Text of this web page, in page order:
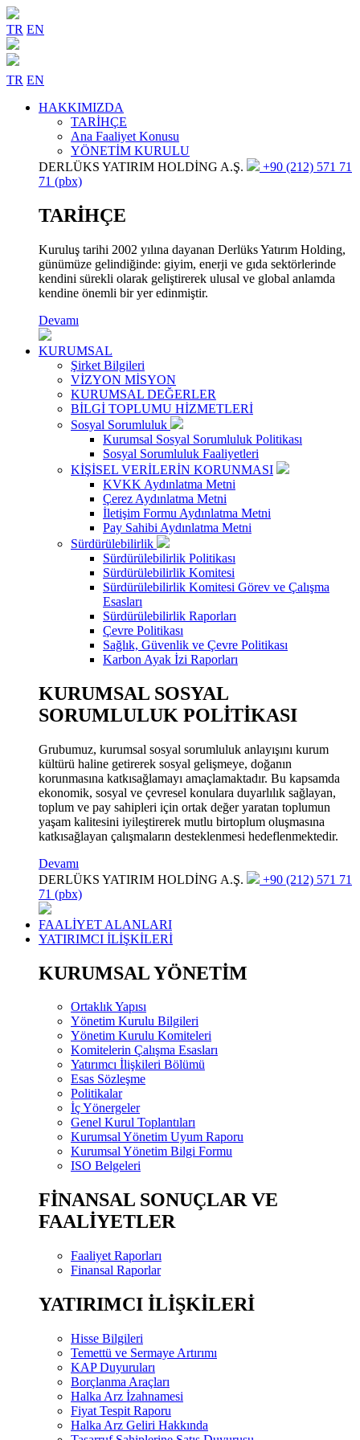
TR EN
TR EN
HAKKIMIZDA
TARİHÇE
Ana Faaliyet Konusu
YÖNETİM KURULU
DERLÜKS YATIRIM HOLDİNG A.Ş.
+90 (212) 571 71
71 (pbx)
TARİHÇE
Kuruluş tarihi 2002 yılına dayanan Derlüks Yatırım Holding,
günümüze gelindiğinde: giyim, enerji ve gıda sektörlerinde
kendini sürekli olarak geliştirerek ulusal ve global anlamda
kendine önemli bir yer edinmiştir.
Devamı
KURUMSAL
Şirket Bilgileri
VİZYON MİSYON
KURUMSAL DEĞERLER
BİLGİ TOPLUMU HİZMETLERİ
Sosyal Sorumluluk
Kurumsal Sosyal Sorumluluk Politikası
Sosyal Sorumluluk Faaliyetleri
KİŞİSEL VERİLERİN KORUNMASI
KVKK Aydınlatma Metni
Çerez Aydınlatma Metni
İletişim Formu Aydınlatma Metni
Pay Sahibi Aydınlatma Metni
Sürdürülebilirlik
Sürdürülebilirlik Politikası
Sürdürülebilirlik Komitesi
Sürdürülebilirlik Komitesi Görev ve Çalışma
Esasları
Sürdürülebilirlik Raporları
Çevre Politikası
Sağlık, Güvenlik ve Çevre Politikası
Karbon Ayak İzi Raporları
KURUMSAL SOSYAL
SORUMLULUK POLİTİKASI
Grubumuz, kurumsal sosyal sorumluluk anlayışını kurum
kültürü haline getirerek sosyal gelişmeye, doğanın
korunmasına katkısağlamayı amaçlamaktadır. Bu kapsamda
ekonomik, sosyal ve çevresel konulara duyarlılık sağlayan,
toplum ve pay sahipleri için ortak değer yaratan toplumun
yaşam kalitesini iyileştirerek mutlu birtoplum oluşmasına
katkısağlayan çalışmaların desteklenmesi hedeflenmektedir.
Devamı
DERLÜKS YATIRIM HOLDİNG A.Ş.
+90 (212) 571 71
71 (pbx)
FAALİYET ALANLARI
YATIRIMCI İLİŞKİLERİ
KURUMSAL YÖNETİM
Ortaklık Yapısı
Yönetim Kurulu Bilgileri
Yönetim Kurulu Komiteleri
Komitelerin Çalışma Esasları
Yatırımcı İlişkileri Bölümü
Esas Sözleşme
Politikalar
İç Yönergeler
Genel Kurul Toplantıları
Kurumsal Yönetim Uyum Raporu
Kurumsal Yönetim Bilgi Formu
ISO Belgeleri
FİNANSAL SONUÇLAR VE
FAALİYETLER
Faaliyet Raporları
Finansal Raporlar
YATIRIMCI İLİŞKİLERİ
Hisse Bilgileri
Temettü ve Sermaye Artırımı
KAP Duyuruları
Borçlanma Araçları
Halka Arz İzahnamesi
Fiyat Tespit Raporu
Halka Arz Geliri Hakkında